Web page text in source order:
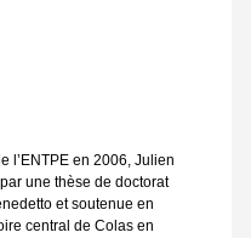
l’ENTPE en 2006, Julien
une thèse de doctorat
et soutenue en
central de Colas en